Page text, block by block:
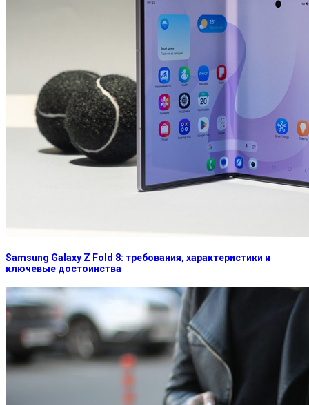
Samsung Galaxy Z Fold 8: требования, характеристики и
ключевые достоинства